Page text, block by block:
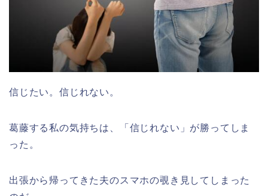
信じたい。信じれない。
葛藤する私の気持ちは、「信じれない」が勝ってしま
った。
出張から帰ってきた夫のスマホの覗き見してしまった